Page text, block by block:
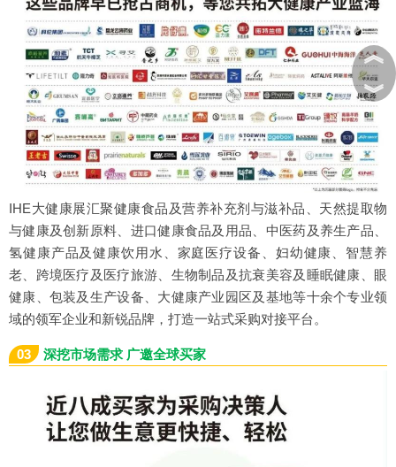
IHE大健康展汇聚健康食品及营养补充剂与滋补品、天然提取物
与健康及创新原料、进口健康食品及用品、中医药及养生产品、
氢健康产品及健康饮用水、家庭医疗设备、妇幼健康、智慧养
老、跨境医疗及医疗旅游、生物制品及抗衰美容及睡眠健康、眼
健康、包装及生产设备、大健康产业园区及基地等十余个专业领
域的领军企业和新锐品牌，打造一站式采购对接平台。
03 深挖市场需求 广邀全球买家
︽
︾